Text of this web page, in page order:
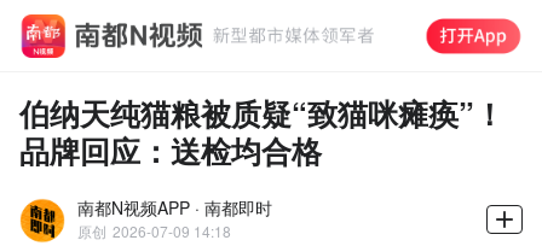
伯纳天纯猫粮被质疑“致猫咪瘫痪”！
品牌回应：送检均合格
南都N视频APP · 南都即时
原创 2026-07-09 14:18